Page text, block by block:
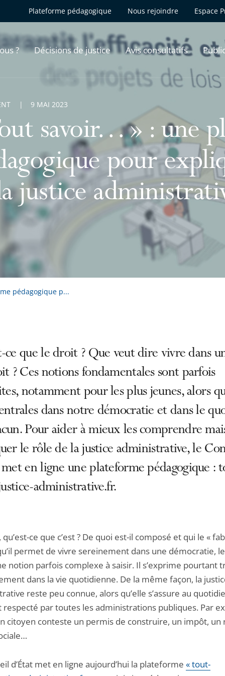
Plateforme pédagogique Nous rejoindre Espace
? Décisions de justice Avis consultatifs
savoir… » : une
pour
justice
9 MAI 2023
pédagogique p...
ce que le droit ? Que veut dire vivre dans
? Ces notions fondamentales sont parfois
notamment pour les plus jeunes, alors
dans notre démocratie et dans le
Pour aider à mieux les comprendre
le rôle de la justice administrative, le
met en ligne une plateforme pédagogique :
administrative.fr.
ce que c’est ? De quoi est-il composé et qui le «
permet de vivre sereinement dans une démocratie,
notion parfois complexe à saisir. Il s’exprime pourtant
dans la vie quotidienne. De la même façon, la
reste peu connue, alors qu’elle s’assure au
respecté par toutes les administrations publiques. Par
citoyen conteste un permis de construire, un impôt, un
d’État met en ligne aujourd’hui la plateforme « tout-